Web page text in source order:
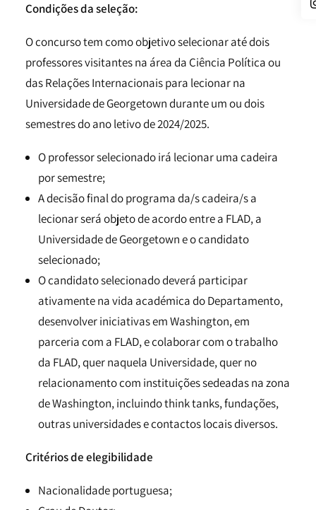
Condições da seleção:
O concurso tem como objetivo selecionar até dois
professores visitantes na área da Ciência Política ou
das Relações Internacionais para lecionar na
Universidade de Georgetown durante um ou dois
semestres do ano letivo de 2024/2025.
O professor selecionado irá lecionar uma cadeira
por semestre;
A decisão final do programa da/s cadeira/s a
lecionar será objeto de acordo entre a FLAD, a
Universidade de Georgetown e o candidato
selecionado;
O candidato selecionado deverá participar
ativamente na vida académica do Departamento,
desenvolver iniciativas em Washington, em
parceria com a FLAD, e colaborar com o trabalho
da FLAD, quer naquela Universidade, quer no
relacionamento com instituições sedeadas na zona
de Washington, incluindo think tanks, fundações,
outras universidades e contactos locais diversos.
Critérios de elegibilidade
Nacionalidade portuguesa;